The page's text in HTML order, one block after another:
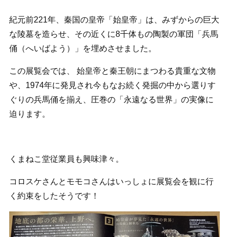
紀元前221年、秦国の皇帝「始皇帝」は、みずからの巨大
な陵墓を造らせ、その近くに8千体もの陶製の軍団「兵馬
俑（へいばよう）」を埋めさせました。
この展覧会では、 始皇帝と秦王朝にまつわる貴重な文物
や、1974年に発見され今もなお続く発掘の中から選りす
ぐりの兵馬俑を揃え、圧巻の「永遠なる世界」の実像に
迫ります。
くまねこ堂従業員も興味津々。
コロスケさんとモモコさんはいっしょに展覧会を観に行
く約束をしたそうです！